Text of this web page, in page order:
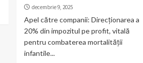
decembrie 9, 2025
Apel către companii: Direcţionarea a
20% din impozitul pe profit, vitală
pentru combaterea mortalității
infantile...